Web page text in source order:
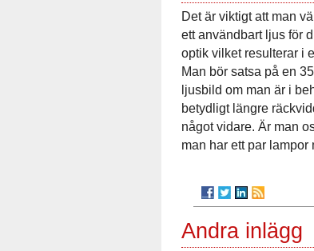
Det är viktigt att man
ett användbart ljus för
optik vilket resulterar i
Man bör satsa på en
ljusbild om man är i
betydligt längre
något vidare. Är man
man har ett par
Andra inlägg